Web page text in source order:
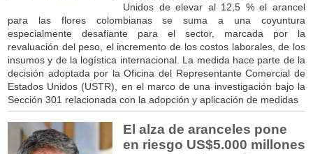
Unidos de elevar al 12,5 % el arancel
para las flores colombianas se suma a una coyuntura
especialmente desafiante para el sector, marcada por la
revaluación del peso, el incremento de los costos laborales, de los
insumos y de la logística internacional. La medida hace parte de la
decisión adoptada por la Oficina del Representante Comercial de
Estados Unidos (USTR), en el marco de una investigación bajo la
Sección 301 relacionada con la adopción y aplicación de medidas
El alza de aranceles pone
en riesgo US$5.000 millones